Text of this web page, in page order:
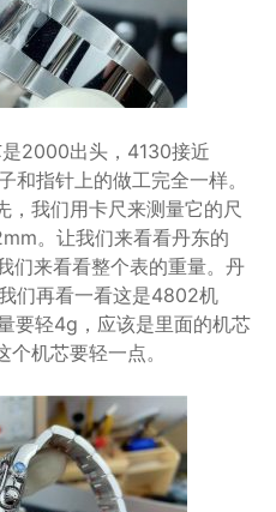
2000出头，4130接近
和指针上的做工完全一样。
，我们用卡尺来测量它的尺
。让我们来看看丹东的
们来看看整个表的重量。丹
们再看一看这是4802机
要轻4g，应该是里面的机芯
机芯要轻一点。